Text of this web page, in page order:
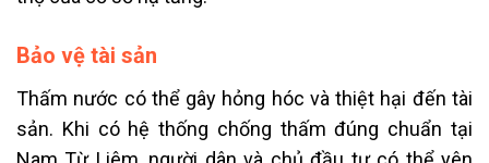
Bảo vệ tài sản
Thấm nước có thể gây hỏng hóc và thiệt hại đến tài
sản. Khi có hệ thống chống thấm đúng chuẩn tại